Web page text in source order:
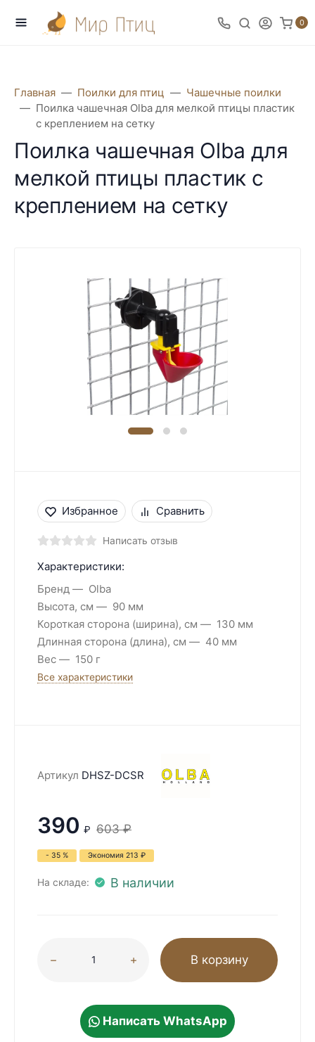
0
Главная Поилки для птиц
Чашечные поилки
Поилка чашечная Olba для мелкой птицы пластик
с креплением на сетку
Поилка чашечная Olba для
мелкой птицы пластик с
креплением на сетку
Избранное Сравнить
Написать отзыв
Характеристики:
Бренд
Olba
Высота, см
90 мм
Короткая сторона (ширина), см
130 мм
Длинная сторона (длина), см
40 мм
Вес
150 г
Все характеристики
Артикул DHSZ-DCSR
390 ₽ 603 ₽
- 35 % Экономия 213 ₽
На складе: В наличии
В корзину
Написать WhatsApp